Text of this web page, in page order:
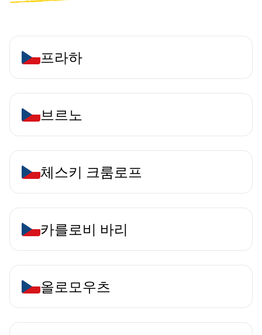
프라하
브르노
체스키 크룸로프
카를로비 바리
올로모우츠